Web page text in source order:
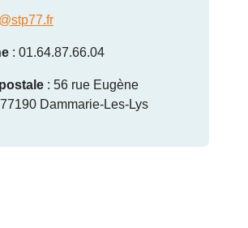
: 01.64.87.66.04
: 56 rue Eugène
Dammarie-Les-Lys